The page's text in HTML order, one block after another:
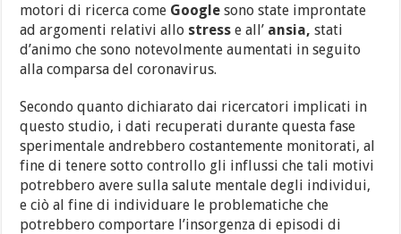
motori di ricerca come Google sono state improntate
ad argomenti relativi allo stress e all’ ansia, stati
d’animo che sono notevolmente aumentati in seguito
alla comparsa del coronavirus.
Secondo quanto dichiarato dai ricercatori implicati in
questo studio, i dati recuperati durante questa fase
sperimentale andrebbero costantemente monitorati, al
fine di tenere sotto controllo gli influssi che tali motivi
potrebbero avere sulla salute mentale degli individui,
e ciò al fine di individuare le problematiche che
potrebbero comportare l’insorgenza di episodi di